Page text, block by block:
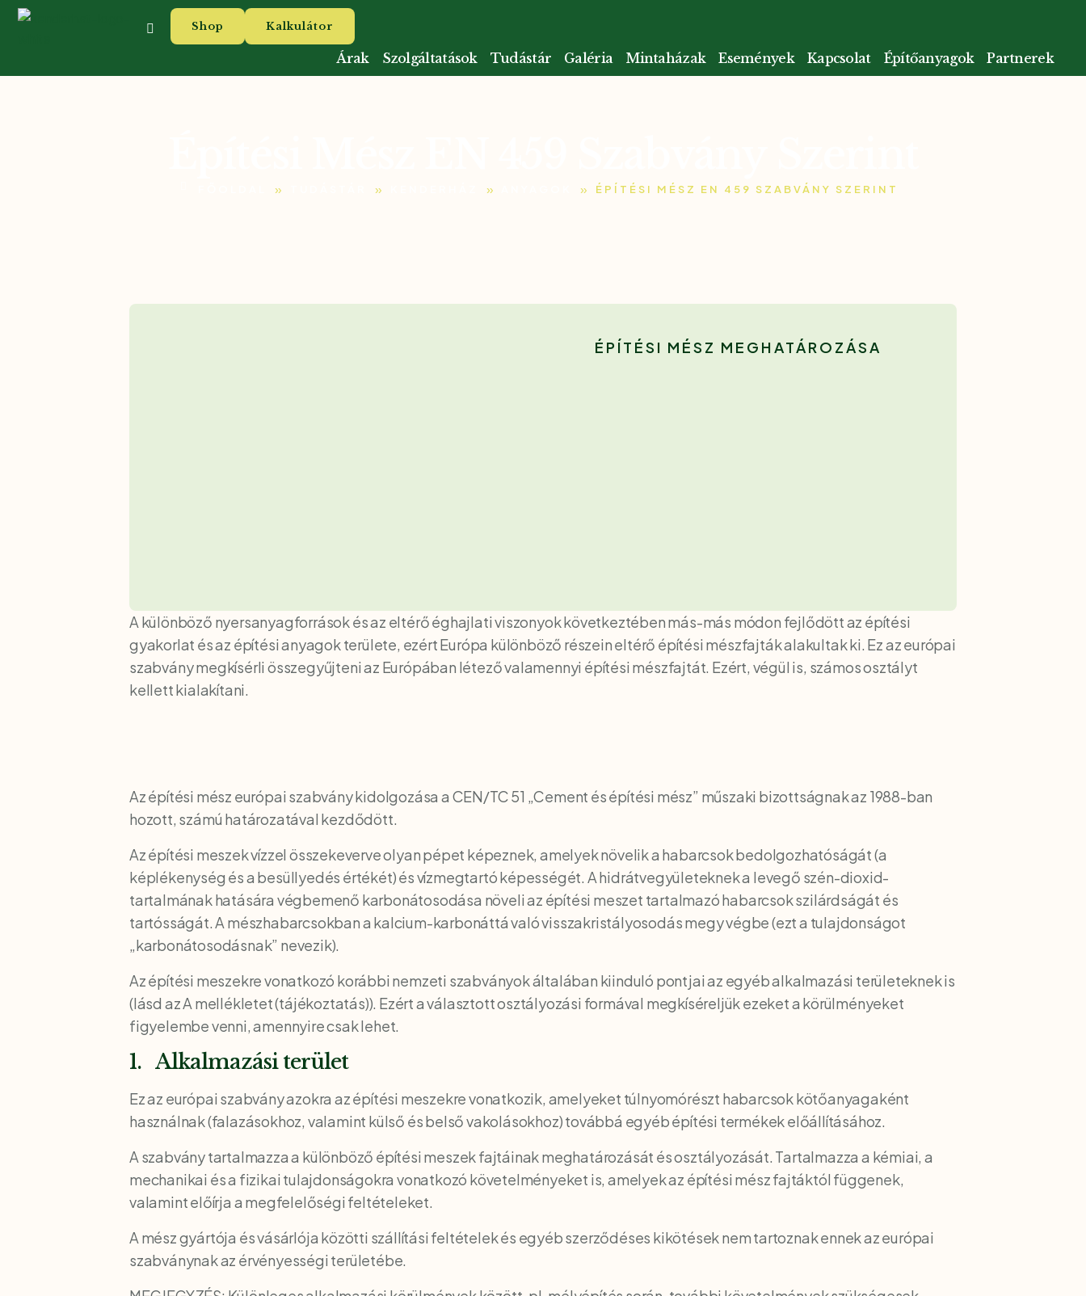
Shop Kalkulátor
Árak Szolgáltatások Tudástár Galéria Mintaházak Események Kapcsolat Építőanyagok Partnerek
» » » » ÉPÍTÉSI MÉSZ EN 459 SZABVÁNY SZERINT
ÉPÍTÉSI MÉSZ MEGHATÁROZÁSA
A különböző nyersanyagforrások és az eltérő éghajlati viszonyok következtében más-más módon fejlődött az építési
gyakorlat és az építési anyagok területe, ezért Európa különböző részein eltérő építési mészfajták alakultak ki. Ez az európai
szabvány megkísérli összegyűjteni az Európában létező valamennyi építési mészfajtát. Ezért, végül is, számos osztályt
kellett kialakítani.
Az építési mész európai szabvány kidolgozása a CEN/TC 51 „Cement és építési mész” műszaki bizottságnak az 1988-ban
hozott, számú határozatával kezdődött.
Az építési meszek vízzel összekeverve olyan pépet képeznek, amelyek növelik a habarcsok bedolgozhatóságát (a
képlékenység és a besüllyedés értékét) és vízmegtartó képességét. A hidrátvegyületeknek a levegő szén-dioxid-
tartalmának hatására végbemenő karbonátosodása növeli az építési meszet tartalmazó habarcsok szilárdságát és
tartósságát. A mészhabarcsokban a kalcium-karbonáttá való visszakristályosodás megy végbe (ezt a tulajdonságot
„karbonátosodásnak” nevezik).
Az építési meszekre vonatkozó korábbi nemzeti szabványok általában kiinduló pontjai az egyéb alkalmazási területeknek is
(lásd az A mellékletet (tájékoztatás)). Ezért a választott osztályozási formával megkíséreljük ezeket a körülményeket
figyelembe venni, amennyire csak lehet.
1. Alkalmazási terület
Ez az európai szabvány azokra az építési meszekre vonatkozik, amelyeket túlnyomórészt habarcsok kötőanyagaként
használnak (falazásokhoz, valamint külső és belső vakolásokhoz) továbbá egyéb építési termékek előállításához.
A szabvány tartalmazza a különböző építési meszek fajtáinak meghatározását és osztályozását. Tartalmazza a kémiai, a
mechanikai és a fizikai tulajdonságokra vonatkozó követelményeket is, amelyek az építési mész fajtáktól függenek,
valamint előírja a megfelelőségi feltételeket.
A mész gyártója és vásárlója közötti szállítási feltételek és egyéb szerződéses kikötések nem tartoznak ennek az európai
szabványnak az érvényességi területébe.